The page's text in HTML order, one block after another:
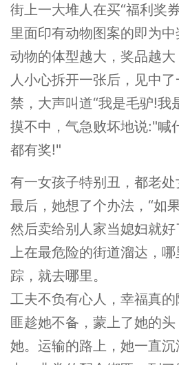
街上一大堆人在买“福利奖
里面印有动物图案的即为
动物的体型越大，奖品越
人小心拆开一张后，见中
禁，大声叫道“我是毛驴!我
摸不中，气急败坏地说:"喊
都有奖!"
有一女孩子特别丑，都老处
最后，她想了个办法，“如
然后卖给别人家当媳妇就
上在最危险的街道溜达，
踪，就去哪里。
工夫不负有心人，幸福真
匪趁她不备，蒙上了她的
她。运输的路上，她一直